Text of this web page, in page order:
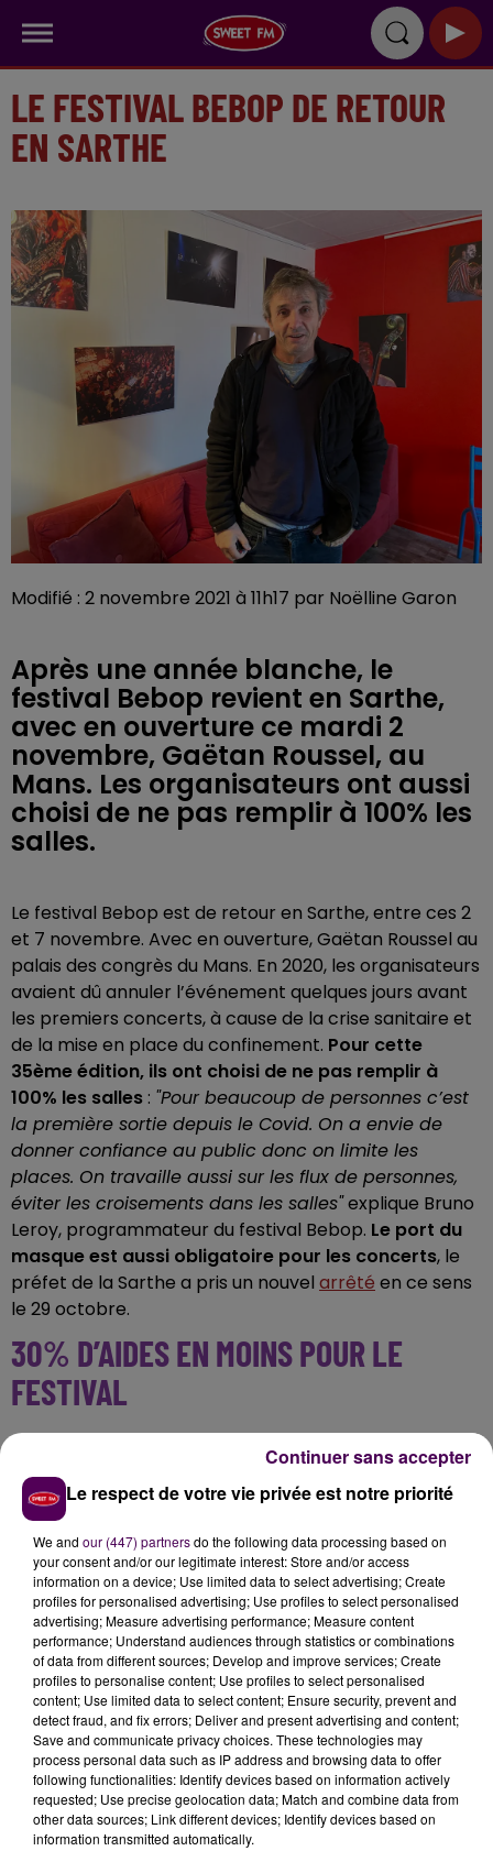
LE FESTIVAL BEBOP DE RETOUR
EN SARTHE
Modifié : 2 novembre 2021 à 11h17 par Noëlline Garon
Après une année blanche, le
festival Bebop revient en Sarthe,
avec en ouverture ce mardi 2
novembre, Gaëtan Roussel, au
Mans. Les organisateurs ont aussi
choisi de ne pas remplir à 100% les
salles.
Le festival Bebop est de retour en Sarthe, entre ces 2
et 7 novembre. Avec en ouverture, Gaëtan Roussel au
palais des congrès du Mans. En 2020, les organisateurs
avaient dû annuler l’événement quelques jours avant
les premiers concerts, à cause de la crise sanitaire et
de la mise en place du confinement. Pour cette
35ème édition, ils ont choisi de ne pas remplir à
100% les salles : "Pour beaucoup de personnes c’est
la première sortie depuis le Covid. On a envie de
donner confiance au public donc on limite les
places. On travaille aussi sur les flux de personnes,
éviter les croisements dans les salles"explique Bruno
Leroy, programmateur du festival Bebop. Le port du
masque est aussi obligatoire pour les concerts, le
préfet de la Sarthe a pris un nouvel arrêté en ce sens
le 29 octobre.
30% D’AIDES EN MOINS POUR LE
FESTIVAL
Une année blanche pour le festival Bebop, malgré les
aides du ministère de la Culture, voilà qui n'est pas
sans conséquences financières :"On a à peu près 30%
d’aides en moins pour le festival
aussi ont été touchés par la crise sanitaire.
Concernant les aides de l’Etat, on s’en est servi pour
rémunérer toutes les personnes qui devaient
travailler sur l’édition 2020"précise Bruno Leroy. Autre
conséquence de cette année"sans"pour la
programmation : des artistes qui émergeaient l’an
passé, se retrouvent avec une actualité musicale plus
importante maintenant..."C’est le cas de Selah Sue,
elle a ressorti des singles, des vidéos dernièrement.
Son album sort en 2022.Le Mans c’est sa seule date
en France avant qu’elle passe à Paris à L’Olympia
l’an prochain. On est plutôt fier !
Le respect de votre vie privée est notre priorité
We and our (447) partnersdo the following data processing based on
your consent and/or our legitimate interest: Store and/or access
information on a device; Use limited data to select advertising; Create
profiles for personalised advertising; Use profiles to select personalised
advertising; Measure advertising performance; Measure content
performance; Understand audiences through statistics or combinations
of data from different sources; Develop and improve services; Create
profiles to personalise content; Use profiles to select personalised
content; Use limited data to select content; Ensure security, prevent and
detect fraud, and fix errors; Deliver and present advertising and content;
Save and communicate privacy choices. These technologies may
process personal data such as IP address and browsing data to offer
following functionalities: Identify devices based on information actively
requested; Use precise geolocation data; Match and combine data from
other data sources; Link different devices; Identify devices based on
information transmitted automatically.
Continuer sans accepter